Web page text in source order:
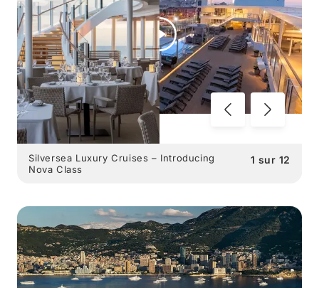
1 sur 12
Silversea Luxury Cruises – Introducing
Nova Class